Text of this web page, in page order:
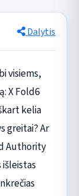
Dalytis
visiems,
X Fold6
kelia
greitai? Ar
Authority